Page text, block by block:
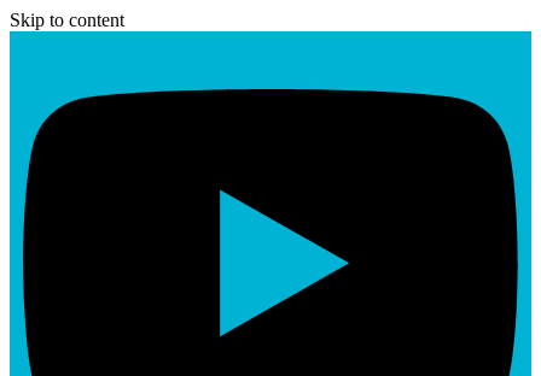
Skip to content